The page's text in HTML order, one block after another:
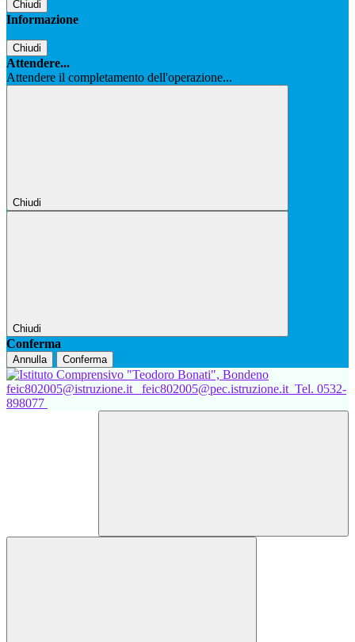
Chiudi
Informazione
Chiudi
Attendere...
Attendere il completamento dell'operazione...
Chiudi
Chiudi
Conferma
Annulla Conferma
feic802005@istruzione.it feic802005@pec.istruzione.it Tel. 0532-
898077